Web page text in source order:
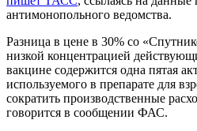
антимонопольного ведомства.
Разница в цене в 30% со
низкой концентрацией
вакцине содержится одна пятая
используемого в препарате для
сократить производственные
говорится в сообщении ФАС.